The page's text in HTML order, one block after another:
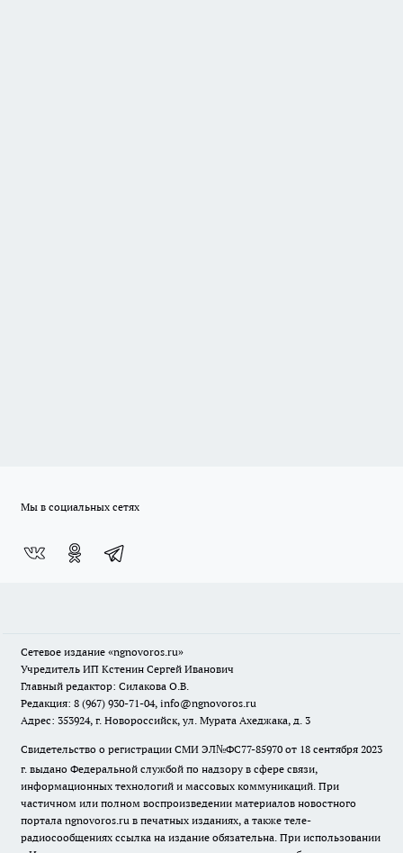
Мы в социальных сетях
Сетевое издание «ngnovoros.ru»
Учредитель ИП Кстенин Сергей Иванович
Главный редактор: Силакова О.В.
Редакция: 8 (967) 930-71-04, info@ngnovoros.ru
Адрес: 353924, г. Новороссийск, ул. Мурата Ахеджака, д. 3
Свидетельство о регистрации СМИ ЭЛ№ФС77-85970 от 18 сентября 2023
г. выдано Федеральной службой по надзору в сфере связи,
информационных технологий и массовых коммуникаций. При
частичном или полном воспроизведении материалов новостного
портала ngnovoros.ru в печатных изданиях, а также теле-
радиосообщениях ссылка на издание обязательна. При использовании